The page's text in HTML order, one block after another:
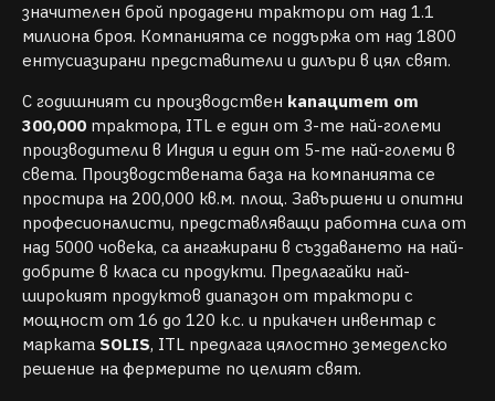
значителен брой продадени трактори от над 1.1
милиона броя. Компанията се поддържа от над 1800
ентусиазирани представители и дилъри в цял свят.
С годишният си производствен капацитет от
300,000 трактора, ITL е един от 3-те най-големи
производители в Индия и един от 5-те най-големи в
света. Производствената база на компанията се
простира на 200,000 кв.м. площ. Завършени и опитни
професионалисти, представляващи работна сила от
над 5000 човека, са ангажирани в създаването на най-
добрите в класа си продукти. Предлагайки най-
широкият продуктов диапазон от трактори с
мощност от 16 до 120 к.с. и прикачен инвентар с
марката SOLIS, ITL предлага цялостно земеделско
решение на фермерите по целият свят.